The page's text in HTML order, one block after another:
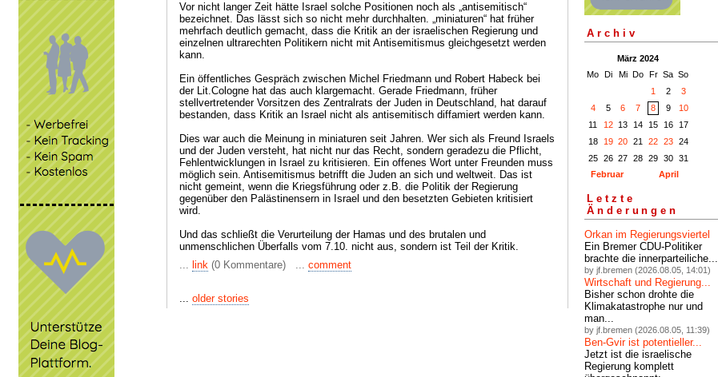
Vor nicht langer Zeit hätte Israel solche Positionen noch als „antisemitisch“
bezeichnet. Das lässt sich so nicht mehr durchhalten. „miniaturen“ hat früher
mehrfach deutlich gemacht, dass die Kritik an der israelischen Regierung und
einzelnen ultrarechten Politikern nicht mit Antisemitismus gleichgesetzt werden
kann.
Ein öffentliches Gespräch zwischen Michel Friedmann und Robert Habeck bei
der Lit.Cologne hat das auch klargemacht. Gerade Friedmann, früher
stellvertretender Vorsitzen des Zentralrats der Juden in Deutschland, hat darauf
bestanden, dass Kritik an Israel nicht als antisemitisch diffamiert werden kann.
Dies war auch die Meinung in miniaturen seit Jahren. Wer sich als Freund Israels
und der Juden versteht, hat nicht nur das Recht, sondern geradezu die Pflicht,
Fehlentwicklungen in Israel zu kritisieren. Ein offenes Wort unter Freunden muss
möglich sein. Antisemitismus betrifft die Juden an sich und weltweit. Das ist
nicht gemeint, wenn die Kriegsführung oder z.B. die Politik der Regierung
gegenüber den Palästinensern in Israel und den besetzten Gebieten kritisiert
wird.
Und das schließt die Verurteilung der Hamas und des brutalen und
unmenschlichen Überfalls vom 7.10. nicht aus, sondern ist Teil der Kritik.
... link (0 Kommentare) ... comment
... older stories
Archiv
März 2024
Mo Di Mi Do Fr Sa So
1
2
3
4
5 6 7 8 9
10
11
12 13 14 15 16
17
18
19 20 21 22 23
24
25
26 27 28 29 30
31
Februar
April
Letzte
Änderungen
Orkan im Regierungsviertel
Ein Bremer CDU-Politiker
brachte die innerparteiliche...
by jf.bremen (2026.08.05, 14:01)
Wirtschaft und Regierung...
Bisher schon drohte die
Klimakatastrophe nur und
man...
by jf.bremen (2026.08.05, 11:39)
Ben-Gvir ist potentieller...
Jetzt ist die israelische
Regierung komplett